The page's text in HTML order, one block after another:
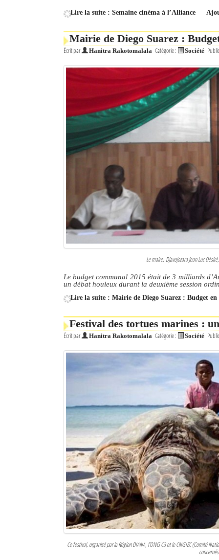
Lire la suite : Semaine cinéma à l’Alliance
Mairie de Diego Suarez :
Écrit par Hanitra Rakotomalala Catégorie : Société
Le maire, Djavojozara Jean Luc
Le budget communal 2015 était de 3 milliards
un débat houleux durant la deuxième session
Lire la suite : Mairie de Diego Suarez : Budget en
Festival des tortues marines :
Écrit par Hanitra Rakotomalala Catégorie : Société
Ce festival, organisé par la Région DIANA, l’ONG C3 et le CNGIZC (Comité